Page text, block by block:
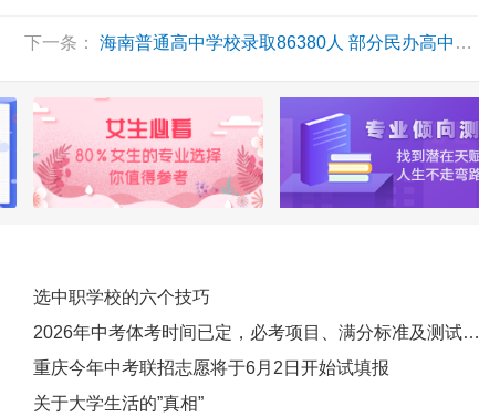
下一条： 海南普通高中学校录取86380人 部分民办高中、中高职院校将开启补录
选中职学校的六个技巧
2026年中考体考时间已定，必考项目、满分标准及测试规则如下
重庆今年中考联招志愿将于6月2日开始试填报
关于大学生活的”真相”